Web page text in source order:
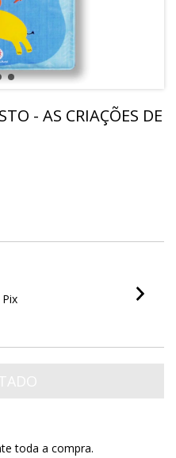
- AS CRIAÇÕES DE
toda a compra.